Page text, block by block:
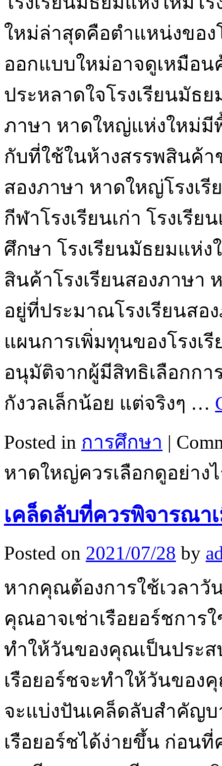
ใหม่ล่าสุดคือตำแหน่งของ
ออกแบบใหม่อาจดูเหมือน
ประหลาดใจโรงเรียนมัธ
ภาษา หาดใหญ่แห่งใหม่มี
กับที่ใช้ในห้างสรรพสินค้า
สองภาษา หาดใหญ่โรงเ
กีฬาโรงเรียนเก่า โรงเรีย
ศึกษา โรงเรียนมัธยมแห่
สินค้าโรงเรียนสองภาษา
อยู่ที่ประมาณโรงเรียนสอ
แผนการเพิ่มทุนของโรงเ
อนุมัติจากผู้มีสิทธิเลือกก
กังวลเล็กน้อย แต่จริงๆ …
Posted in การศึกษา |
หาดใหญ่ควรเลือกดูอย่าง
เคล็ดลับที่ควรพิจารณา
Posted on 2021/07/28 by
หากคุณต้องการใช้เวลาวั
คุณอาจเช่าเรือยอร์ชการ
ทำให้วันของคุณเป็นประ
เรือยอร์ชจะทำให้วันของ
จะแบ่งปันเคล็ดลับสำคัญ
เรือยอร์ชได้ง่ายขึ้น ก่อน